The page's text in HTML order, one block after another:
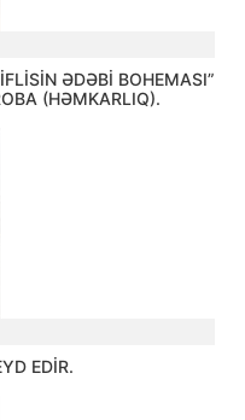
ƏDƏBİ BOHEMASI”
(HƏMKARLIQ).
EDİR.